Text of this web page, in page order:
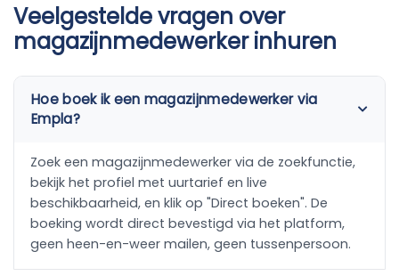
Veelgestelde vragen over
magazijnmedewerker inhuren
Hoe boek ik een magazijnmedewerker via
Empla?
Zoek een magazijnmedewerker via de zoekfunctie,
bekijk het profiel met uurtarief en live
beschikbaarheid, en klik op "Direct boeken". De
boeking wordt direct bevestigd via het platform,
geen heen-en-weer mailen, geen tussenpersoon.